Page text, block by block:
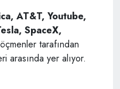
AT&T, Youtube,
SpaceX,
tarafından
arasında yer alıyor.